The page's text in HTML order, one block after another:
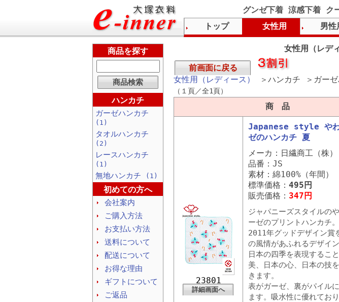
グンゼ下着 涼感下着 ク
女性用（レデ
前画面に戻る
女性用（レディース）
＞ハンカチ ＞ガーゼ
（１頁／全1頁）
商 品
23801
詳細画面へ
Japanese style やわ
ゼのハンカチ 夏
メーカ：日繊商工（株）
品番：JS
素材：綿100%（年間）
標準価格： 495円
販売価格： 347円
ジャパニーズスタイルの
ーゼのプリントハンカチ。
2011年グッドデザイン賞
の風情があふれるデザイン
日本の四季を表現するこ
美、日本の心、日本の技
きます。
表がガーゼ、裏がパイル
ます。吸水性に優れてお
商品を探す
ハンカチ
ガーゼハンカチ
(1)
タオルハンカチ
(2)
レースハンカチ
(1)
無地ハンカチ (1)
初めての方へ
会社案内
ご購入方法
お支払い方法
送料について
配送について
お得な理由
ギフトについて
ご返品
トップ 女性用 男性